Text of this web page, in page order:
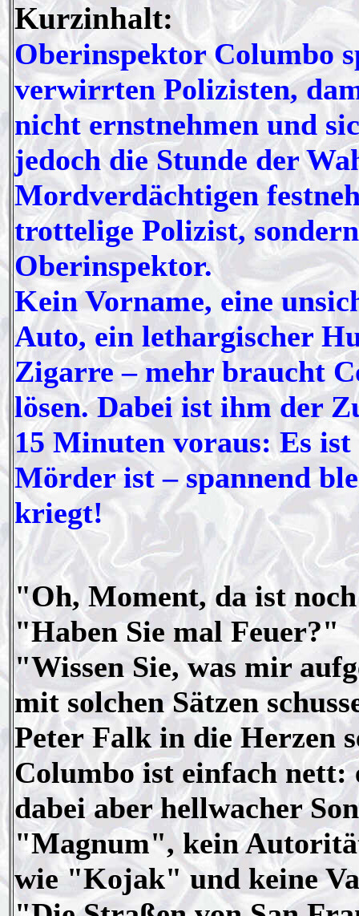
Kurzinhalt:
Oberinspektor Columbo
verwirrten Polizisten,
nicht ernstnehmen und
jedoch die Stunde der
Mordverdächtigen
trottelige Polizist,
Oberinspektor.
Kein Vorname, eine
Auto, ein lethargischer
Zigarre – mehr braucht
lösen. Dabei ist ihm der
15 Minuten voraus: Es
Mörder ist – spannend
kriegt!
"Oh, Moment, da ist
"Haben Sie mal Feuer?"
"Wissen Sie, was mir
mit solchen Sätzen
Peter Falk in die Herzen
Columbo ist einfach nett:
dabei aber hellwacher
"Magnum", kein
wie "Kojak" und keine